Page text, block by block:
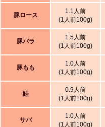
豚ロース
1.1人前
(1人前100g)
豚バラ
1.5人前
(1人前100g)
豚もも
1.0人前
(1人前100g)
鮭
0.9人前
(1人前100g)
サバ
1.0人前
(1人前100g)